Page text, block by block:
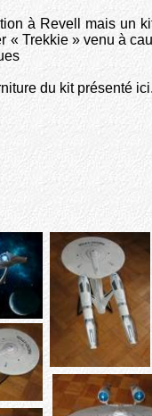
à Revell mais un
« Trekkie » venu à
du kit présenté